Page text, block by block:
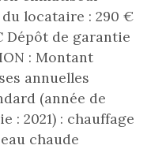
locataire : 290 €
Dépôt de garantie
: Montant
annuelles
(année de
: 2021) : chauffage
chaude